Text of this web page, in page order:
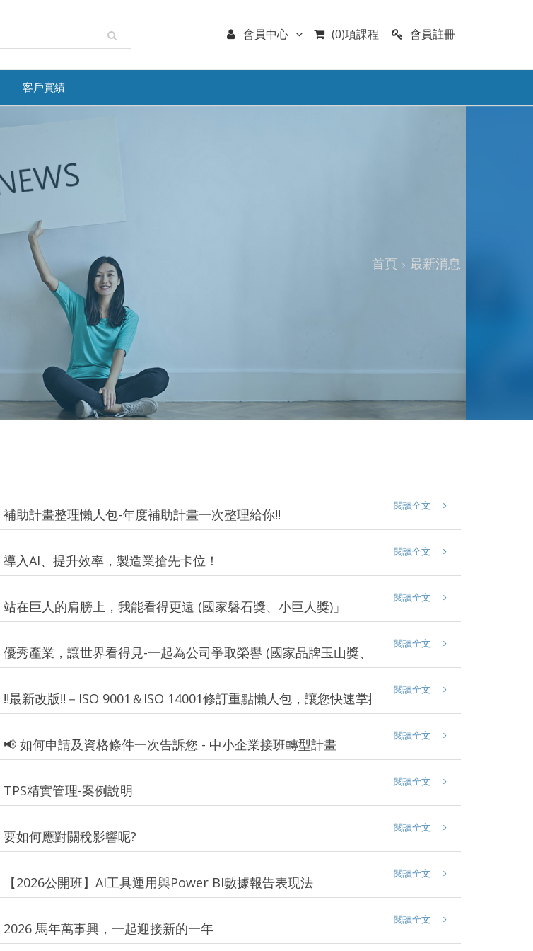
會員註冊
(0)項課程
會員中心
客戶實績
首頁 最新消息
補助計畫整理懶人包-年度補助計畫一次整理給你!!
閱讀全文
導入AI、提升效率，製造業搶先卡位！
閱讀全文
站在巨人的肩膀上，我能看得更遠 (國家磐石獎、小巨人獎)」
閱讀全文
優秀產業，讓世界看得見-一起為公司爭取榮譽 (國家品牌玉山獎、台灣精品獎)
閱讀全文
‼️最新改版‼️－ISO 9001＆ISO 14001修訂重點懶人包，讓您快速掌握重點
閱讀全文
📢 如何申請及資格條件一次告訴您 - 中小企業接班轉型計畫
閱讀全文
TPS精實管理-案例說明
閱讀全文
要如何應對關稅影響呢?
閱讀全文
【2026公開班】AI工具運用與Power BI數據報告表現法
閱讀全文
2026 馬年萬事興，一起迎接新的一年
閱讀全文